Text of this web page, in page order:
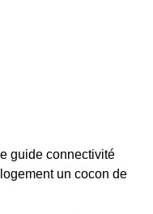
guide connectivité
un cocon de